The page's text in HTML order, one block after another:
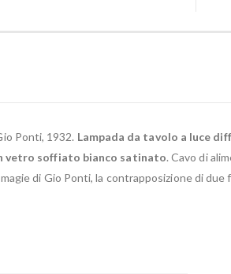
Ponti, 1932. Lampada da tavolo a luce
vetro soffiato bianco satinato. Cavo di
di Gio Ponti, la contrapposizione di